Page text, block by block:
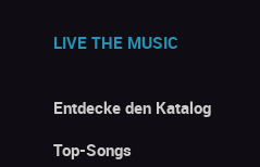
LIVE THE MUSIC
Entdecke den Katalog
Top-Songs